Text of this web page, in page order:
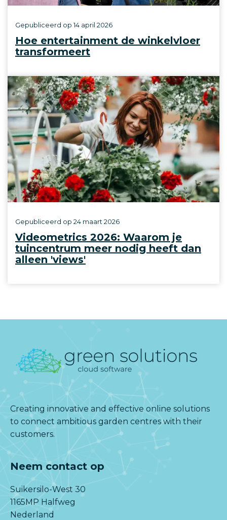
Hoe entertainment de winkelvloer
transformeert
Gepubliceerd op 14 april 2026
Videometrics 2026: Waarom je
tuincentrum meer nodig heeft dan
alleen 'views'
Gepubliceerd op 24 maart 2026
Creating innovative and effective online solutions
to connect ambitious garden centres with their
customers.
Neem contact op
Suikersilo-West 30
1165MP Halfweg
Nederland